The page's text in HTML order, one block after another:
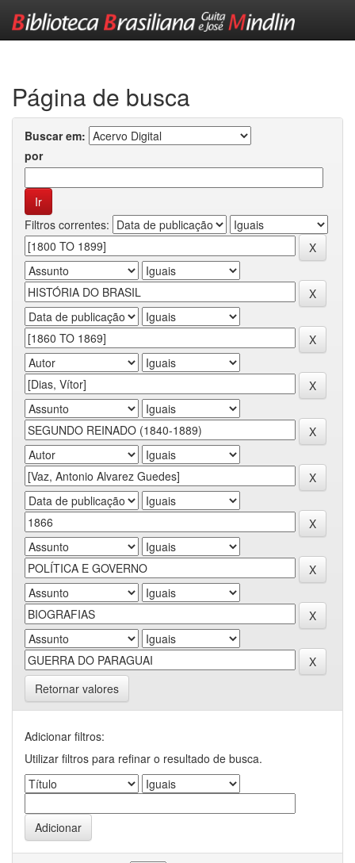
Página de busca
Buscar em:
por
Filtros correntes:
Retornar valores
Adicionar filtros:
Utilizar filtros para refinar o resultado de busca.